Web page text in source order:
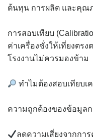
ต้นทุน การผลิต และคุณ
การสอบเทียบ
ค่าเครื่องชั่งให้เที่ยงตร
โรงงานไม่ควรมองข้าม
ทำไมต้องสอบเทียบเ
ความถูกต้องของข้อมูล
ลดความเสี่ยงจากก